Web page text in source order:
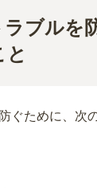
ブルを
ぐために、次